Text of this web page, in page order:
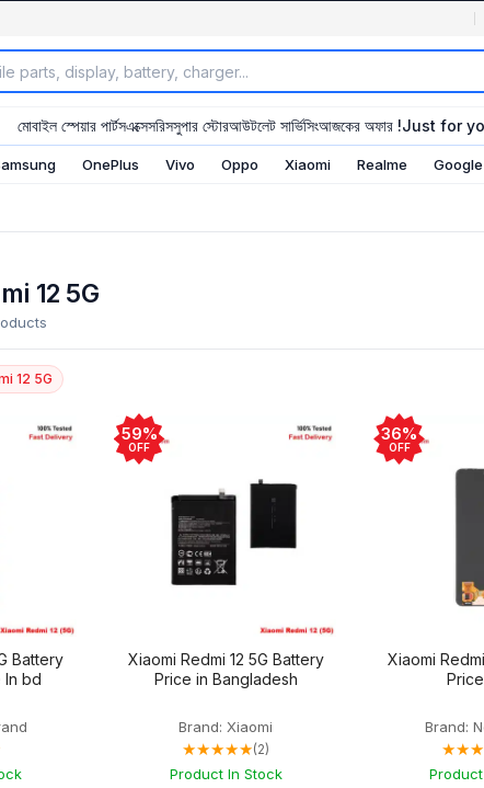
মোবাইল স্পেয়ার পার্টসএক্সেসরিসসুপার স্টোরআউটলেট সার্ভিসিংআজকের অফার !Just for
OnePlus Vivo Oppo Xiaomi Realme
12 5G
12 5G
Battery
In bd
59%
OFF
Xiaomi Redmi 12 5G Battery
Price in Bangladesh
Brand: Xiaomi
★★★★★(2)
Product In Stock
36%
OFF
Xiaomi
Brand: